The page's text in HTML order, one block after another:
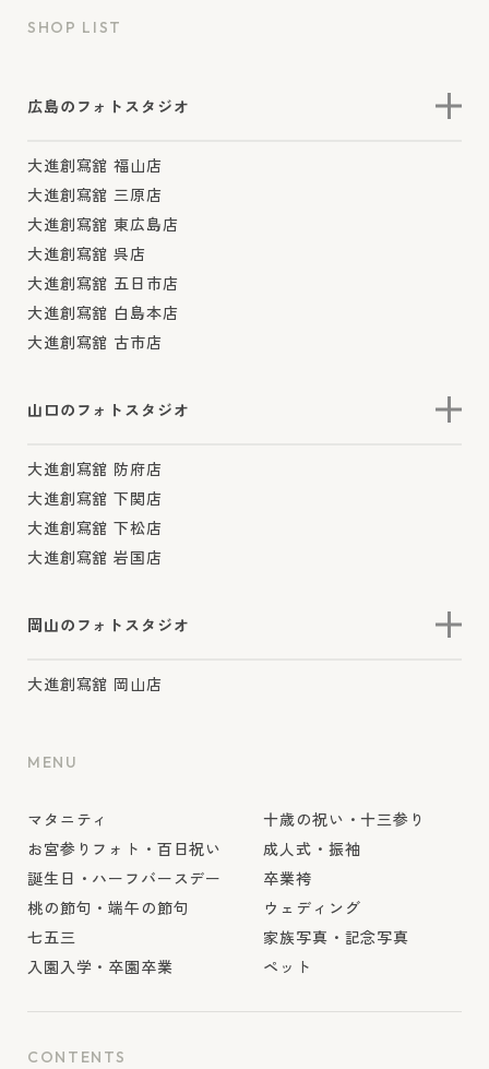
SHOP LIST
広島のフォトスタジオ
大進創寫舘 福山店
大進創寫舘 三原店
大進創寫舘 東広島店
大進創寫舘 呉店
大進創寫舘 五日市店
大進創寫舘 白島本店
大進創寫舘 古市店
山口のフォトスタジオ
大進創寫舘 防府店
大進創寫舘 下関店
大進創寫舘 下松店
大進創寫舘 岩国店
岡山のフォトスタジオ
大進創寫舘 岡山店
MENU
マタニティ
お宮参りフォト・百日祝い
誕生日・ハーフバースデー
桃の節句・端午の節句
七五三
入園入学・卒園卒業
十歳の祝い・十三参り
成人式・振袖
卒業袴
ウェディング
家族写真・記念写真
ペット
CONTENTS